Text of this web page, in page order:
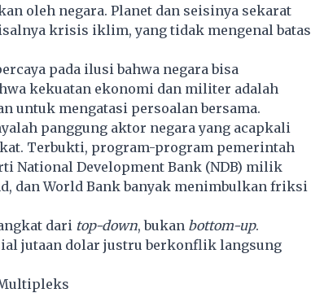
oleh negara. Planet dan seisinya sekarat
krisis iklim, yang tidak mengenal batas
pada ilusi bahwa negara bisa
kekuatan ekonomi dan militer adalah
untuk mengatasi persoalan bersama.
panggung aktor negara yang acapkali
Terbukti, program-program pemerintah
National Development Bank (NDB) milik
dan World Bank banyak menimbulkan friksi
dari top-down, bukan bottom-up.
jutaan dolar justru berkonflik langsung